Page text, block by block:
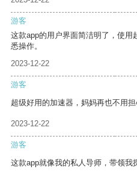
游客
这款app的用户界面简洁明了，使
悉操作。
2023-12-22
游客
超级好用的加速器，妈妈再也不用担
2023-12-22
游客
这款app就像我的私人导师，带领我